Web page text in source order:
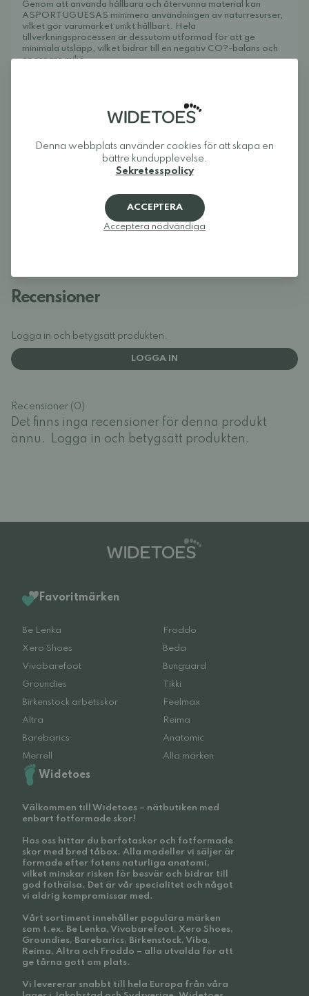
Genom att använda hållbara och återvunna material kan
ASPORTUGUESAS minimera användningen av naturresurser,
vilket gör varumärket unikt hållbart. Hela
tillverkningsprocessen är dessutom utformad för att ge
minimala utsläpp, vilket bidrar till en negativ CO?-balans och
en renare miljö.
Widetoes hjälper dig att hitta skor som är både bekväma och
snygga. Vi specialiserar oss på breda skor, fotformade skor,
är att samla ett av Europas bästa utbud av fotformade på ett
ställe och göra det enkelt att hitta modeller som ger tårna den
plats de behöver och låter foten röra sig naturligt.
Recensioner
Logga in och betygsätt produkten.
LOGGA IN
Recensioner (0)
Det finns inga recensioner för denna produkt
ännu.
Logga in och betygsätt produkten.
Favoritmärken
Be Lenka
Froddo
Xero Shoes
Beda
Vivobarefoot
Bungaard
Groundies
Tikki
Birkenstock arbetsskor
Feelmax
Altra
Reima
Barebarics
Anatomic
Merrell
Alla märken
Widetoes
Välkommen till Widetoes – nätbutiken med
enbart fotformade skor!
Hos oss hittar du barfotaskor och fotformade
skor med bred tåbox. Alla modeller vi säljer är
formade efter fotens naturliga anatomi,
vilket minskar risken för besvär och bidrar till
god fothälsa. Det är vår specialitet och något
vi aldrig kompromissar med.
Vårt sortiment innehåller populära märken
som t.ex. Be Lenka, Vivobarefoot, Xero Shoes,
Groundies, Barebarics, Birkenstock, Viba,
Reima, Altra och Froddo – alla utvalda för att
ge tårna gott om plats.
Vi levererar snabbt till hela Europa från våra
Denna webbplats använder cookies för att skapa en
bättre kundupplevelse.
Sekretesspolicy
ACCEPTERA
Acceptera nödvändiga